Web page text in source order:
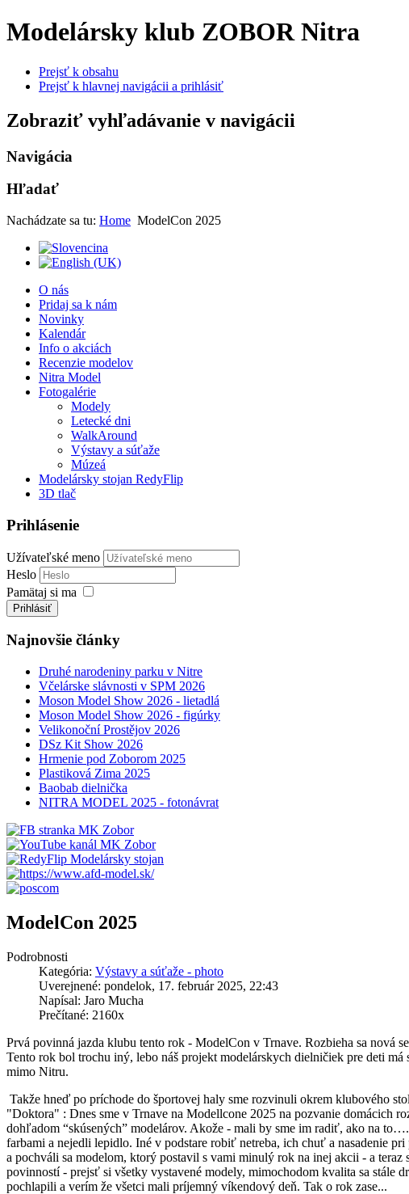
Modelársky klub ZOBOR Nitra
Prejsť k obsahu
Prejsť k hlavnej navigácii a prihlásiť
Zobraziť vyhľadávanie v navigácii
Navigácia
Hľadať
Nachádzate sa tu: Home ModelCon 2025
O nás
Pridaj sa k nám
Novinky
Kalendár
Info o akciách
Recenzie modelov
Nitra Model
Fotogalérie
Modely
Letecké dni
WalkAround
Výstavy a súťaže
Múzeá
Modelársky stojan RedyFlip
3D tlač
Prihlásenie
Užívateľské meno
Heslo
Pamätaj si ma
Prihlásiť
Najnovšie články
Druhé narodeniny parku v Nitre
Včelárske slávnosti v SPM 2026
Moson Model Show 2026 - lietadlá
Moson Model Show 2026 - figúrky
Velikonoční Prostějov 2026
DSz Kit Show 2026
Hrmenie pod Zoborom 2025
Plastiková Zima 2025
Baobab dielnička
NITRA MODEL 2025 - fotonávrat
ModelCon 2025
Podrobnosti
Kategória: Výstavy a súťaže - photo
Uverejnené: pondelok, 17. február 2025, 22:43
Napísal: Jaro Mucha
Prečítané: 2160x
Prvá povinná jazda klubu tento rok - ModelCon v Trnave. Rozbieha sa nová
Tento rok bol trochu iný, lebo náš projekt modelárskych dielničiek pre deti
mimo Nitru.
Takže hneď po príchode do športovej haly sme rozvinuli okrem klubového
"Doktora" : Dnes sme v Trnave na Modellcone 2025 na pozvanie domácich
dohľadom “skúsených” modelárov. Akože - mali by sme im radiť, ako na
farbami a nejedli lepidlo. Iné v podstare robiť netreba, ich chuť a nasadenie
a pochváli sa modelom, ktorý postavil s vami minulý rok na inej akcii - a
povinností - prejsť si všetky vystavené modely, mimochodom kvalita sa
pochlapili a verím že všetci mali príjemný víkendový deň. Tak o rok zase...